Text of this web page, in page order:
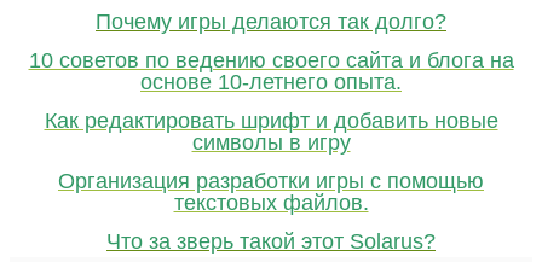
Почему игры делаются так долго?
10 советов по ведению своего сайта и блога на
основе 10-летнего опыта.
Как редактировать шрифт и добавить новые
символы в игру
Организация разработки игры с помощью
текстовых файлов.
Что за зверь такой этот Solarus?